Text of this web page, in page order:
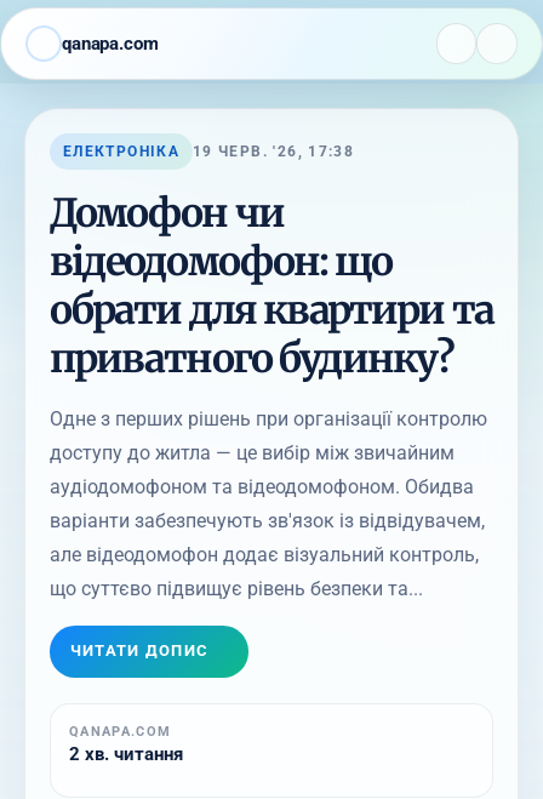
qanapa.com
ЕЛЕКТРОНІКА 19 ЧЕРВ. '26, 17:38
Домофон чи
відеодомофон: що
обрати для квартири та
приватного будинку?
Одне з перших рішень при організації контролю
доступу до житла — це вибір між звичайним
аудіодомофоном та відеодомофоном. Обидва
варіанти забезпечують зв'язок із відвідувачем,
але відеодомофон додає візуальний контроль,
що суттєво підвищує рівень безпеки та...
ЧИТАТИ ДОПИС
QANAPA.COM
2 хв. читання